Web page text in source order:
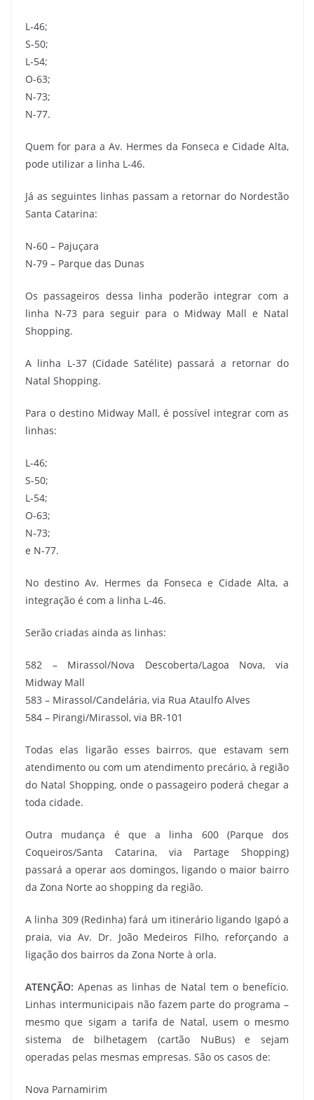
L-46;
S-50;
L-54;
O-63;
N-73;
N-77.
Quem for para a Av. Hermes da Fonseca e Cidade Alta,
pode utilizar a linha L-46.
Já as seguintes linhas passam a retornar do Nordestão
Santa Catarina:
N-60 – Pajuçara
N-79 – Parque das Dunas
Os passageiros dessa linha poderão integrar com a
linha N-73 para seguir para o Midway Mall e Natal
Shopping.
A linha L-37 (Cidade Satélite) passará a retornar do
Natal Shopping.
Para o destino Midway Mall, é possível integrar com as
linhas:
L-46;
S-50;
L-54;
O-63;
N-73;
e N-77.
No destino Av. Hermes da Fonseca e Cidade Alta, a
integração é com a linha L-46.
Serão criadas ainda as linhas:
582 – Mirassol/Nova Descoberta/Lagoa Nova, via
Midway Mall
583 – Mirassol/Candelária, via Rua Ataulfo Alves
584 – Pirangi/Mirassol, via BR-101
Todas elas ligarão esses bairros, que estavam sem
atendimento ou com um atendimento precário, à região
do Natal Shopping, onde o passageiro poderá chegar a
toda cidade.
Outra mudança é que a linha 600 (Parque dos
Coqueiros/Santa Catarina, via Partage Shopping)
passará a operar aos domingos, ligando o maior bairro
da Zona Norte ao shopping da região.
A linha 309 (Redinha) fará um itinerário ligando Igapó a
praia, via Av. Dr. João Medeiros Filho, reforçando a
ligação dos bairros da Zona Norte à orla.
ATENÇÃO: Apenas as linhas de Natal tem o benefício.
Linhas intermunicipais não fazem parte do programa –
mesmo que sigam a tarifa de Natal, usem o mesmo
sistema de bilhetagem (cartão NuBus) e sejam
operadas pelas mesmas empresas. São os casos de:
Nova Parnamirim